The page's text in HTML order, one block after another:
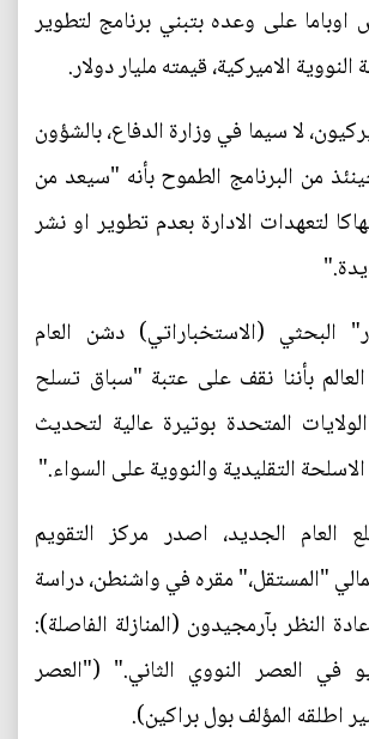
على وعده بتبني برنامج لتطوير
الاميركية، قيمته مليار دولار.
لا سيما في وزارة الدفاع، بالشؤون
من البرنامج الطموح بأنه "سيعد من
لتعهدات الادارة بعدم تطوير او نشر
البحثي (الاستخباراتي) دشن العام
بأننا نقف على عتبة "سباق تسلح
المتحدة بوتيرة عالية لتحديث
التقليدية والنووية على السواء."
العام الجديد، اصدر مركز التقويم
"المستقل،" مقره في واشنطن، دراسة
النظر بآرمجيدون (المنازلة الفاصلة):
في العصر النووي الثاني." ("العصر
اطلقه المؤلف بول براكين).